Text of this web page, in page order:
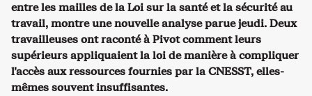
entre les mailles de la Loi sur la santé et la sécurité au
travail, montre une nouvelle analyse parue jeudi. Deux
travailleuses ont raconté à Pivot comment leurs
supérieurs appliquaient la loi de manière à compliquer
l’accès aux ressources fournies par la CNESST, elles-
mêmes souvent insuffisantes.